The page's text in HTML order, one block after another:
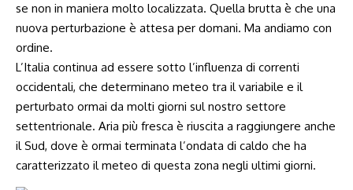
se non in maniera molto localizzata. Quella brutta è che una
nuova perturbazione è attesa per domani. Ma andiamo con
ordine.
L’Italia continua ad essere sotto l’influenza di correnti
occidentali, che determinano meteo tra il variabile e il
perturbato ormai da molti giorni sul nostro settore
settentrionale. Aria più fresca è riuscita a raggiungere anche
il Sud, dove è ormai terminata l’ondata di caldo che ha
caratterizzato il meteo di questa zona negli ultimi giorni.